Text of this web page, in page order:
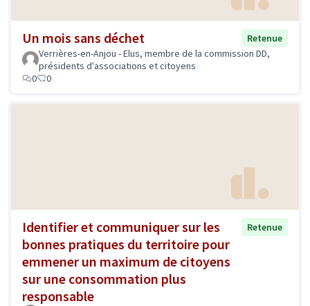
Un mois sans déchet
Retenue
Verrières-en-Anjou - Elus, membre de la commission DD,
présidents d'associations et citoyens
0
0
Identifier et communiquer sur les
bonnes pratiques du territoire pour
emmener un maximum de citoyens
sur une consommation plus
responsable
Retenue